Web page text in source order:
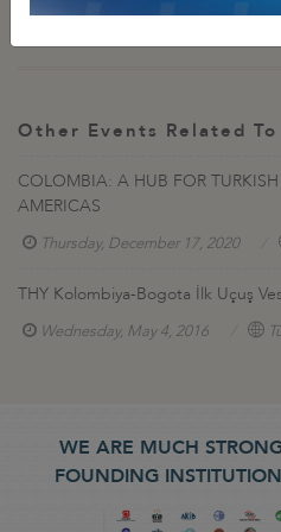
formu doldurmaları gerekmektedir.
Other Events Related
COLOMBIA: A HUB FOR
AMERICAS
Thursday, December 17, 2020
THY Kolombiya-Bogota İlk Uçuş
Wednesday, May 4, 2016
WE ARE MUCH
FOUNDING